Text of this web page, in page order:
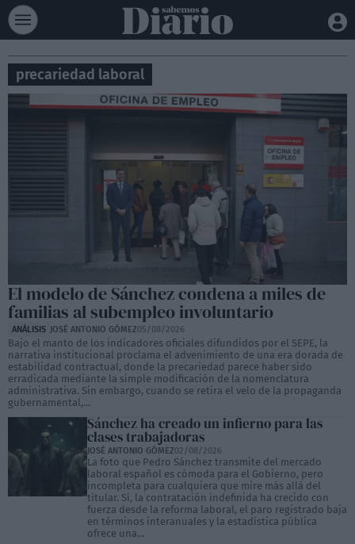
precariedad laboral
El modelo de Sánchez condena a miles de
familias al subempleo involuntario
ANÁLISIS JOSÉ ANTONIO GÓMEZ05/08/2026
Bajo el manto de los indicadores oficiales difundidos por el SEPE, la
narrativa institucional proclama el advenimiento de una era dorada de
estabilidad contractual, donde la precariedad parece haber sido
erradicada mediante la simple modificación de la nomenclatura
administrativa. Sin embargo, cuando se retira el velo de la propaganda
gubernamental,...
Sánchez ha creado un infierno para las
clases trabajadoras
JOSÉ ANTONIO GÓMEZ02/08/2026
La foto que Pedro Sánchez transmite del mercado
laboral español es cómoda para el Gobierno, pero
incompleta para cualquiera que mire más allá del
titular. Sí, la contratación indefinida ha crecido con
fuerza desde la reforma laboral, el paro registrado baja
en términos interanuales y la estadística pública
ofrece una...